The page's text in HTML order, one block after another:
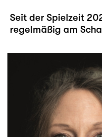
Seit der Spielzeit
regelmäßig am